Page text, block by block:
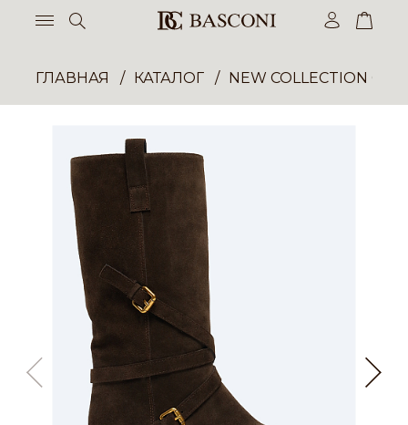
ГЛАВНАЯ КАТАЛОГ NEW COLLECTION